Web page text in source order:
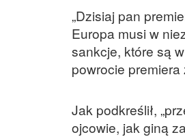
„Dzisiaj pan
Europa musi w
sankcje, które są
powrocie premiera
Jak podkreślił,
ojcowie, jak giną